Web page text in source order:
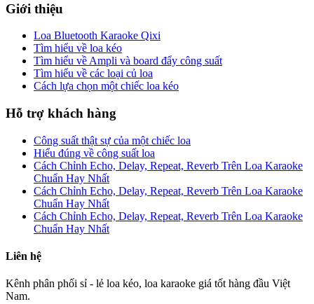
Giới thiệu
Loa Bluetooth Karaoke Qixi
Tìm hiểu về loa kéo
Tìm hiểu về Ampli và board đẩy công suất
Tìm hiểu về các loại củ loa
Cách lựa chọn một chiếc loa kéo
Hỗ trợ khách hàng
Công suất thật sự của một chiếc loa
Hiểu đúng về công suất loa
Cách Chỉnh Echo, Delay, Repeat, Reverb Trên Loa Karaoke
Chuẩn Hay Nhất
Cách Chỉnh Echo, Delay, Repeat, Reverb Trên Loa Karaoke
Chuẩn Hay Nhất
Cách Chỉnh Echo, Delay, Repeat, Reverb Trên Loa Karaoke
Chuẩn Hay Nhất
Liên hệ
Kênh phân phối sỉ - lẻ loa kéo, loa karaoke giá tốt hàng đầu Việt
Nam.